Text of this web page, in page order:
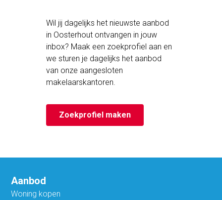
Wil jij dagelijks het nieuwste aanbod
in Oosterhout ontvangen in jouw
inbox? Maak een zoekprofiel aan en
we sturen je dagelijks het aanbod
van onze aangesloten
makelaarskantoren.
Zoekprofiel maken
Aanbod
Woning kopen